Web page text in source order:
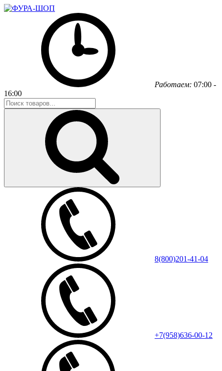
Работаем: 07:00 -
16:00
8(800)201-41-04
+7(958)636-00-12